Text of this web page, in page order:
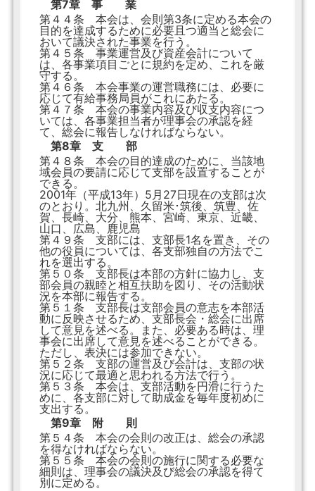
第7章 事 業
第４４条 本会は、会則第3条に定める本会の
目的を達成するために必要且つ適当と総会に
おいて議決された事業を行う。
第４５条 事業運営及び資産会計について
は、各事業項目ごとに規約を定め、これを厳
守する。
第４６条 本会事業の運営職務には、必要に
応じて有給事務局員がこれにあたる。
第４７条 本会の事業内容及び収支内容につ
いては、各事業担当者が理事会の承認を経
て、総会に報告しなければならない。
第8章 支 部
第４８条 本会の目的達成のために、当該地
域会員の要請に応じて支部を設置することが
できる。
2001年（平成13年）5月27日現在の支部は次
のとおり。北九州、久留米･筑後、筑豊、佐
賀、長崎、大分、熊本、宮崎、東京、近畿、
山口、広島、鹿児島
第４９条 支部には、支部長1名を置き、その
他の役員については、各支部独自の方法でこ
れを選出する。
第５０条 支部長は本部の方針に協力し、支
部会員の親睦と相互扶助を図り、その活動状
況を本部に報告する。
第５１条 支部長は支部会員の意志を本部活
動に反映させるため、支部長会・総会に出席
して意見を述べる。また、必要ある時は、理
事会に出席して意見を述べることができる。
ただし、表決には参加できない。
第５２条 支部の運営及び会計は、支部の状
況に応じて最適と思われる方法で行う。
第５３条 本会は、支部活動を円滑に行うた
めに、各支部に対して助成金を毎年度初めに
支出する。
第9章 附 則
第５４条 本会の会則の改正は、総会の承認
を得なければならない。
第５５条 本会の会則の施行に関する必要な
細則は、理事会の議決及び総会の承認を得て
別に定める。